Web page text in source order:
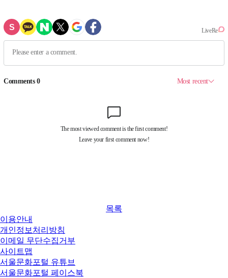
목록
이용안내
개인정보처리방침
이메일 무단수집거부
사이트맵
서울문화포털 유튜브
서울문화포털 페이스북